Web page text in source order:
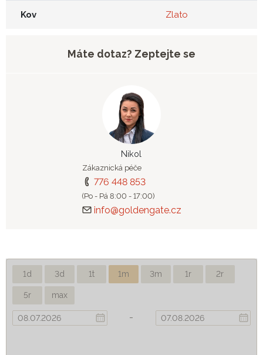
Kov Zlato
Máte dotaz? Zeptejte se
Nikol
Zákaznická péče
776 448 853
(Po - Pá 8:00 - 17:00)
info@goldengate.cz
1d 3d 1t 1m 3m 1r 2r
5r max
-